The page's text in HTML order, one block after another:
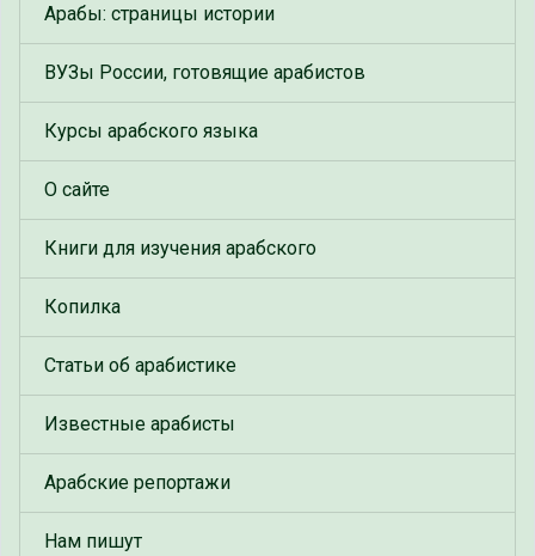
Арабы: страницы истории
ВУЗы России, готовящие арабистов
Курсы арабского языка
О сайте
Книги для изучения арабского
Копилка
Статьи об арабистике
Известные арабисты
Арабские репортажи
Нам пишут